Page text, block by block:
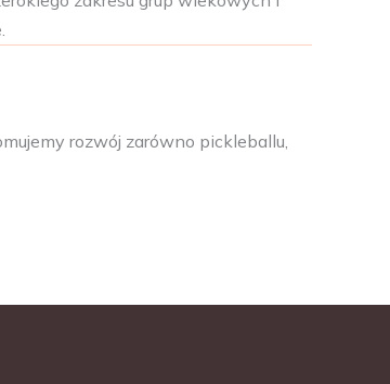
rozwój zarówno pickleballu,